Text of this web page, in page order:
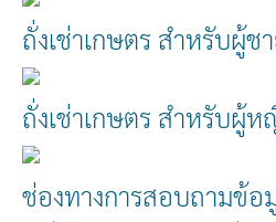
ถั่งเช่าเกษตร สำหรับผู้ช
ถั่งเช่าเกษตร สำหรับผู้ห
ช่องทางการสอบถามข้อ